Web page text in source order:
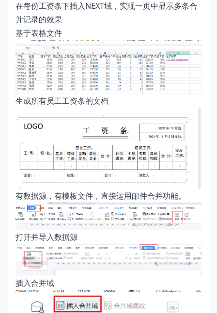
在每份工资条下插入NEXT域，实现一页中显示多条合
并记录的效果
基于表格文件
生成所有员工工资条的文档
有数据源，有模板文件，直接运用邮件合并功能。
打开并导入数据源
插入合并域